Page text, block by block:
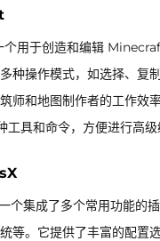
用于创造和编辑
种操作模式，如选择、复
师和地图制作者的工作效
具和命令，方便进行高级
个集成了多个常用功能的插
等。它提供了丰富的配置